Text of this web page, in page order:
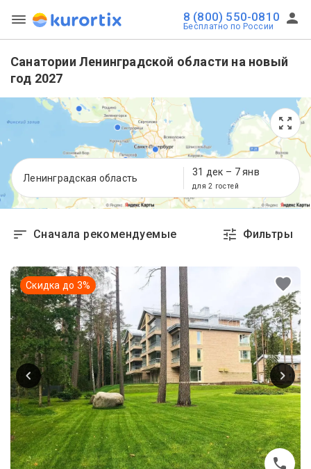
8 (800) 550-0810
Бесплатно по России
Санатории Ленинградской области на новый
год 2027
Ленинградская область
31 дек – 7 янв
для 2 гостей
Сначала рекомендуемые Фильтры
Скидка до 3%